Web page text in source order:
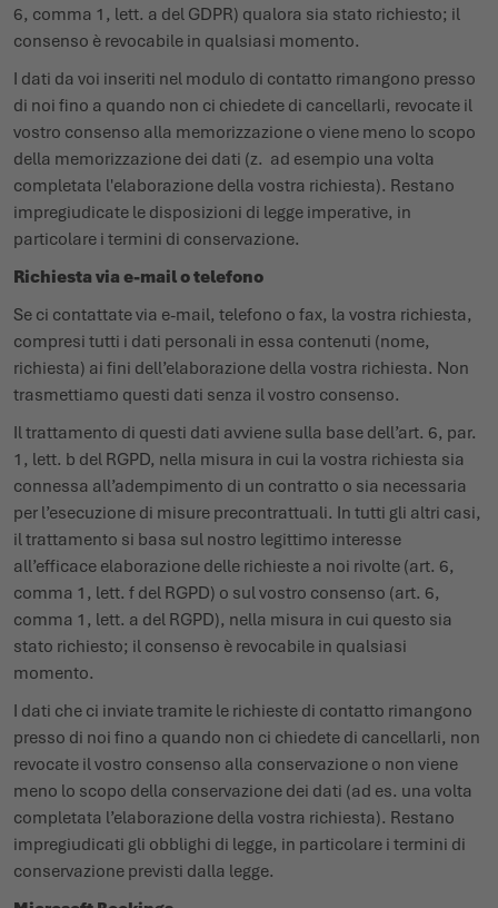
6, comma 1, lett. a del GDPR) qualora sia stato richiesto; il
consenso è revocabile in qualsiasi momento.
I dati da voi inseriti nel modulo di contatto rimangono presso
di noi fino a quando non ci chiedete di cancellarli, revocate il
vostro consenso alla memorizzazione o viene meno lo scopo
della memorizzazione dei dati (z. ad esempio una volta
completata l'elaborazione della vostra richiesta). Restano
impregiudicate le disposizioni di legge imperative, in
particolare i termini di conservazione.
Richiesta via e-mail o telefono
Se ci contattate via e-mail, telefono o fax, la vostra richiesta,
compresi tutti i dati personali in essa contenuti (nome,
richiesta) ai fini dell’elaborazione della vostra richiesta. Non
trasmettiamo questi dati senza il vostro consenso.
Il trattamento di questi dati avviene sulla base dell’art. 6, par.
1, lett. b del RGPD, nella misura in cui la vostra richiesta sia
connessa all’adempimento di un contratto o sia necessaria
per l’esecuzione di misure precontrattuali. In tutti gli altri casi,
il trattamento si basa sul nostro legittimo interesse
all’efficace elaborazione delle richieste a noi rivolte (art. 6,
comma 1, lett. f del RGPD) o sul vostro consenso (art. 6,
comma 1, lett. a del RGPD), nella misura in cui questo sia
stato richiesto; il consenso è revocabile in qualsiasi
momento.
I dati che ci inviate tramite le richieste di contatto rimangono
presso di noi fino a quando non ci chiedete di cancellarli, non
revocate il vostro consenso alla conservazione o non viene
meno lo scopo della conservazione dei dati (ad es. una volta
completata l’elaborazione della vostra richiesta). Restano
impregiudicati gli obblighi di legge, in particolare i termini di
conservazione previsti dalla legge.